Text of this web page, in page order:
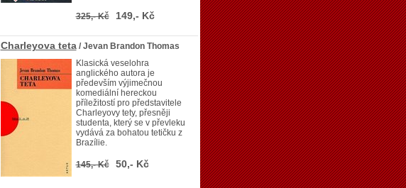
325,- Kč 149,- Kč
Charleyova teta/ Jevan Brandon Thomas
Klasická veselohra
anglického autora je
především výjimečnou
komediální hereckou
příležitostí pro představitele
Charleyovy tety, přesněji
studenta, který se v převleku
vydává za bohatou tetičku z
Brazílie.
145,- Kč 50,- Kč